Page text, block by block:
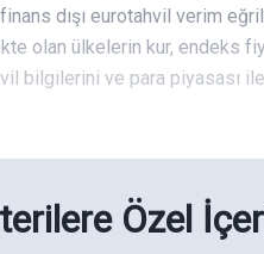
dışı eurotahvil verim
olan ülkelerin kur, endeks
bilgilerini ve para piyasası
Özel